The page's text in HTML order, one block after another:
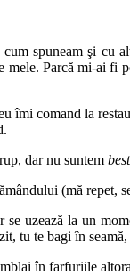
spuneam şi cu
Parcă mi-ai
îmi comand la
dar nu suntem
(mă repet,
uzează la un
tu te bagi în
în farfuriile